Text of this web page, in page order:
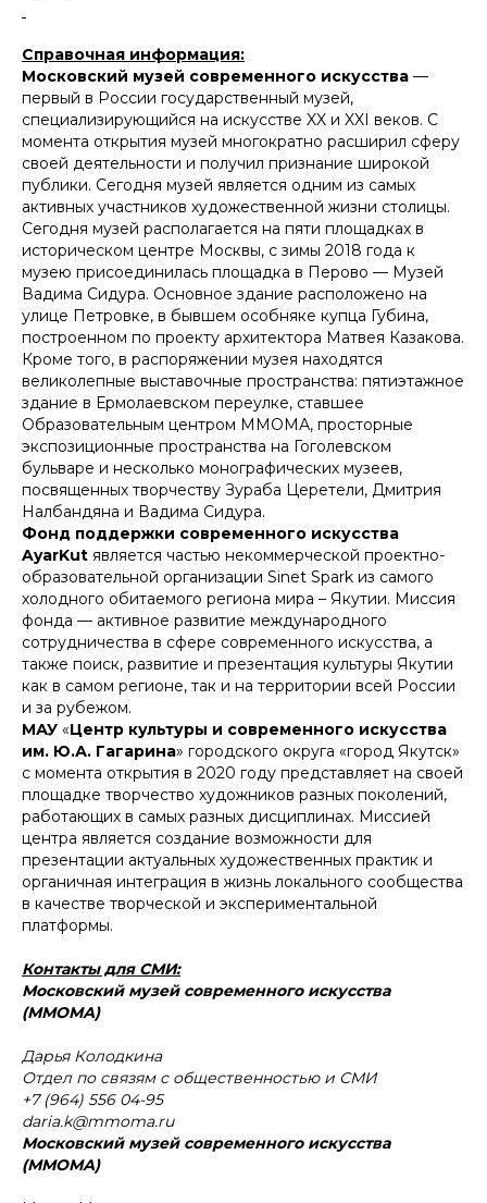
Справочная информация:
Московский музей современного искусства —
первый в России государственный музей,
специализирующийся на искусстве XX и XXI веков. С
момента открытия музей многократно расширил сферу
своей деятельности и получил признание широкой
публики. Сегодня музей является одним из самых
активных участников художественной жизни столицы.
Сегодня музей располагается на пяти площадках в
историческом центре Москвы, с зимы 2018 года к
музею присоединилась площадка в Перово — Музей
Вадима Сидура. Основное здание расположено на
улице Петровке, в бывшем особняке купца Губина,
построенном по проекту архитектора Матвея Казакова.
Кроме того, в распоряжении музея находятся
великолепные выставочные пространства: пятиэтажное
здание в Ермолаевском переулке, ставшее
Образовательным центром ММОМА, просторные
экспозиционные пространства на Гоголевском
бульваре и несколько монографических музеев,
посвященных творчеству Зураба Церетели, Дмитрия
Налбандяна и Вадима Сидура.
Фонд поддержки современного искусства
AyarKut является частью некоммерческой проектно-
образовательной организации Sinet Spark из самого
холодного обитаемого региона мира – Якутии. Миссия
фонда — активное развитие международного
сотрудничества в сфере современного искусства, а
также поиск, развитие и презентация культуры Якутии
как в самом регионе, так и на территории всей России
и за рубежом.
МАУ «Центр культуры и современного искусства
им. Ю.А. Гагарина» городского округа «город Якутск»
с момента открытия в 2020 году представляет на своей
площадке творчество художников разных поколений,
работающих в самых разных дисциплинах. Миссией
центра является создание возможности для
презентации актуальных художественных практик и
органичная интеграция в жизнь локального сообщества
в качестве творческой и экспериментальной
платформы.
Контакты для СМИ:
Московский музей современного искусства
(ММОМА)
Дарья Колодкина
Отдел по связям с общественностью и СМИ
+7 (964) 556 04-95
daria.k@mmoma.ru
Московский музей современного искусства
(ММОМА)